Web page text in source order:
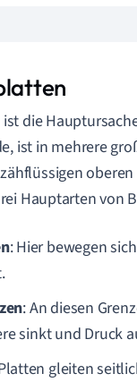
die
ist in mehrere
Hauptarten von
: Hier bewegen
: An diesen
sinkt und Druck
gleiten